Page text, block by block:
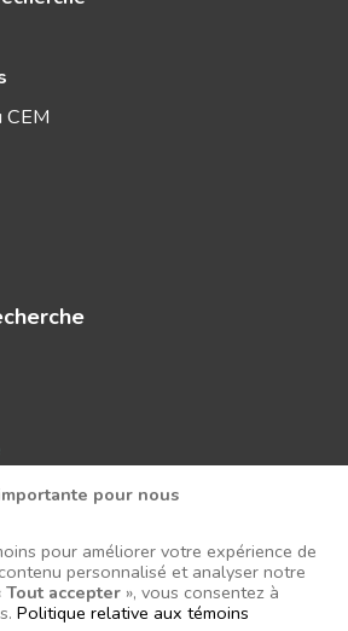
CEM
pour nous
pour améliorer votre expérience de
personnalisé et analyser notre
Tout accepter », vous consentez à
Politique relative aux témoins